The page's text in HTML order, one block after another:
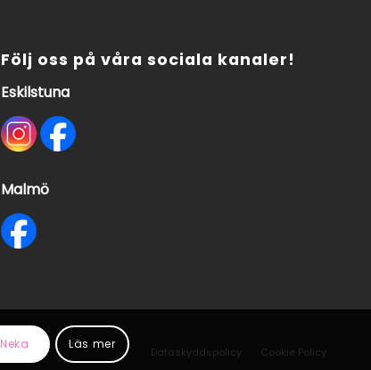
Följ oss på våra sociala kanaler!
Eskilstuna
Malmö
Dataskyddspolicy Cookie Policy
Neka Läs mer